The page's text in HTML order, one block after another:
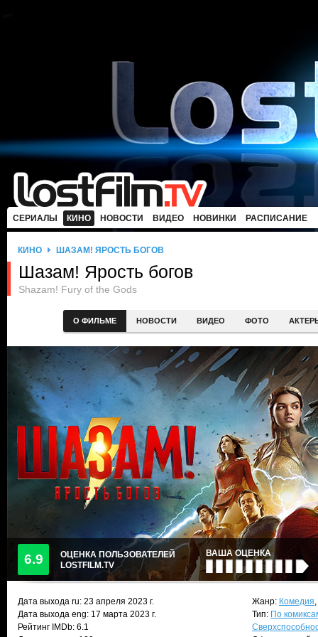
СЕРИАЛЫ КИНО НОВОСТИ ВИДЕО НОВИНКИ РАСПИСАНИЕ
КИНО ШАЗАМ! ЯРОСТЬ БОГОВ
Шазам! Ярость богов
Shazam! Fury of the Gods
О ФИЛЬМЕ НОВОСТИ ВИДЕО ФОТО
6.9
ОЦЕНКА ПОЛЬЗОВАТЕЛЕЙ
LOSTFILM.TV
ВАША ОЦЕНКА
Дата выхода ru: 23 апреля 2023 г.
Дата выхода eng: 17 марта 2023 г.
Рейтинг IMDb: 6.1
Жанр: Комедия,
Тип: По